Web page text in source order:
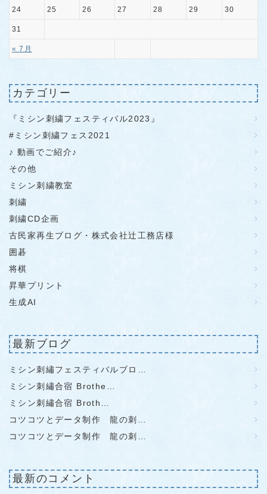
« 7月
24 25 26 27 28 29 30
31
カテゴリー
『ミシン刺繍フェスティバル2023』
#ミシン刺繍フェス2021
♪ 動画でご紹介♪
その他
ミシン刺繍教室
刺繍
刺繍CD企画
古民家再生ブログ・株式会社辻工務店様
囲碁
将棋
昇華プリント
生成AI
最新ブログ
ミシン刺繡フェスティバルブロ…
ミシン刺繡合宿 Brothe…
ミシン刺繡合宿 Broth…
コツコツとデータ制作 龍の刺…
コツコツとデータ制作 龍の刺…
最新のコメント